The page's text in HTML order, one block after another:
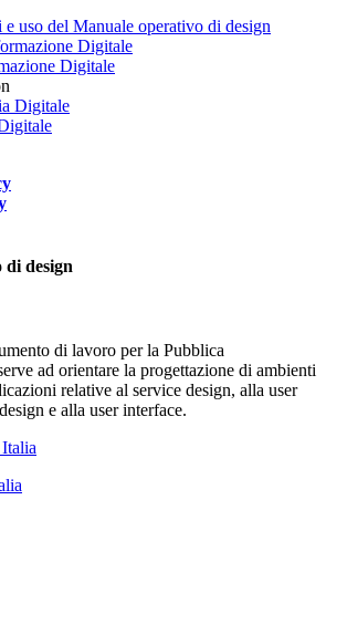
e uso del Manuale operativo di design
Digitale
design
di lavoro per la Pubblica
ad orientare la progettazione di ambienti
relative al service design, alla user
e alla user interface.